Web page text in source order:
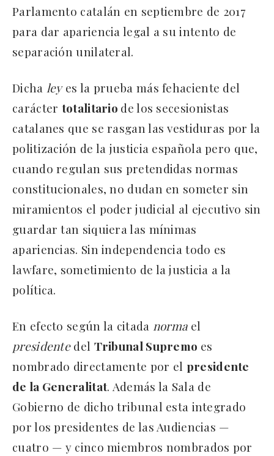
Parlamento catalán en septiembre de 2017
para dar apariencia legal a su intento de
separación unilateral.
Dicha leyes la prueba más fehaciente del
carácter totalitario de los secesionistas
catalanes que se rasgan las vestiduras por la
politización de la justicia española pero que,
cuando regulan sus pretendidas normas
constitucionales, no dudan en someter sin
miramientos el poder judicial al ejecutivo sin
guardar tan siquiera las mínimas
apariencias. Sin independencia todo es
lawfare, sometimiento de la justicia a la
política.
En efecto según la citada normael
presidentedel Tribunal Supremo es
nombrado directamente por el presidente
de la Generalitat. Además la Sala de
Gobierno de dicho tribunal esta integrado
por los presidentes de las Audiencias —
cuatro — y cinco miembros nombrados por